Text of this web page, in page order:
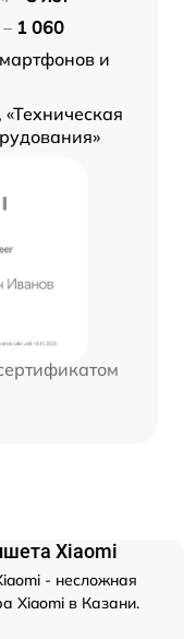
1 060
и
Xiaomi
- несложная
Xiaomi в Казани.